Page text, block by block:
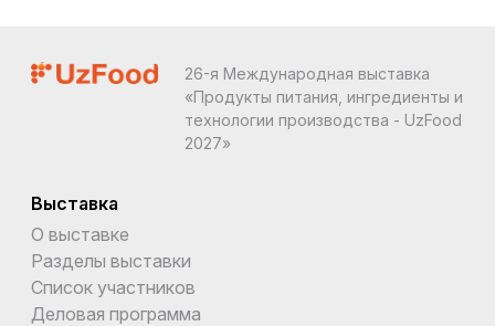
26-я Международная выставка
«Продукты питания, ингредиенты и
технологии производства - UzFood
2027»
Выставка
О выставке
Разделы выставки
Список участников
Деловая программа